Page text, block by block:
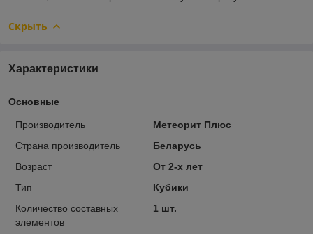
Скрыть
Характеристики
Основные
Производитель
Метеорит Плюс
Страна производитель
Беларусь
Возраст
От 2-х лет
Тип
Кубики
Количество составных
элементов
1 шт.